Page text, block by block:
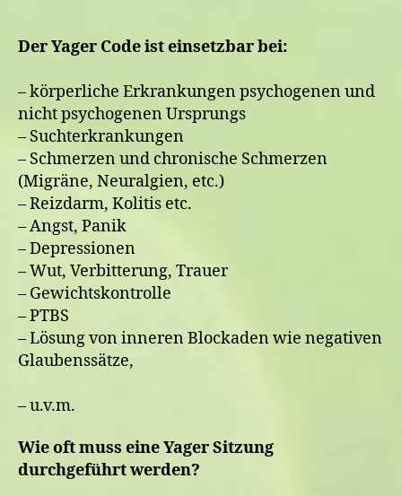
Der Yager Code ist einsetzbar bei:
– körperliche Erkrankungen psychogenen und
nicht psychogenen Ursprungs
– Suchterkrankungen
– Schmerzen und chronische Schmerzen
(Migräne, Neuralgien, etc.)
– Reizdarm, Kolitis etc.
– Angst, Panik
– Depressionen
– Wut, Verbitterung, Trauer
– Gewichtskontrolle
– PTBS
– Lösung von inneren Blockaden wie negativen
Glaubenssätze,
– u.v.m.
Wie oft muss eine Yager Sitzung
durchgeführt werden?